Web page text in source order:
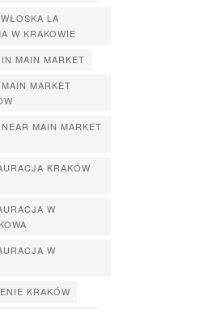
LA
W KRAKOWIE
MAIN MARKET
MARKET
MAIN MARKET
KRAKÓW
W
W
KRAKÓW